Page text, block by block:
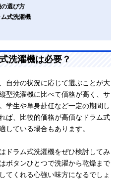
選び方
式洗濯機
洗濯機は必要？
自分の状況に応じて選ぶことが大
型洗濯機に比べて価格が高く、サ
学生や単身赴任など一定の期間し
ば、比較的価格が高価なドラム式
している場合もあります。
ドラム式洗濯機をぜひ検討してみ
ボタンひとつで洗濯から乾燥まで
てくれる心強い味方になるでしょ